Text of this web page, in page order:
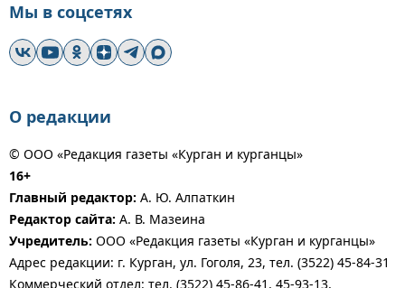
Мы в соцсетях
О редакции
© ООО «Редакция газеты «Курган и курганцы»
16+
Главный редактор: А. Ю. Алпаткин
Редактор сайта: А. В. Мазеина
Учредитель: ООО «Редакция газеты «Курган и курганцы»
Адрес редакции: г. Курган, ул. Гоголя, 23, тел. (3522) 45-84-31
Коммерческий отдел: тел. (3522) 45-86-41, 45-93-13,